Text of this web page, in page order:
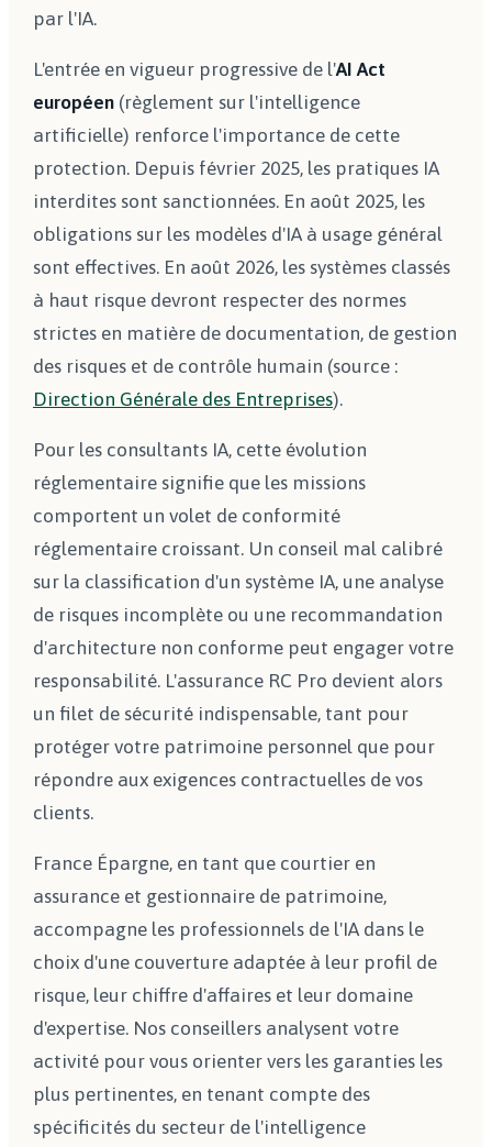
par l'IA.
L'entrée en vigueur progressive de l'AI Act
européen (règlement sur l'intelligence
artificielle) renforce l'importance de cette
protection. Depuis février 2025, les pratiques IA
interdites sont sanctionnées. En août 2025, les
obligations sur les modèles d'IA à usage général
sont effectives. En août 2026, les systèmes classés
à haut risque devront respecter des normes
strictes en matière de documentation, de gestion
des risques et de contrôle humain (source :
Direction Générale des Entreprises).
Pour les consultants IA, cette évolution
réglementaire signifie que les missions
comportent un volet de conformité
réglementaire croissant. Un conseil mal calibré
sur la classification d'un système IA, une analyse
de risques incomplète ou une recommandation
d'architecture non conforme peut engager votre
responsabilité. L'assurance RC Pro devient alors
un filet de sécurité indispensable, tant pour
protéger votre patrimoine personnel que pour
répondre aux exigences contractuelles de vos
clients.
France Épargne, en tant que courtier en
assurance et gestionnaire de patrimoine,
accompagne les professionnels de l'IA dans le
choix d'une couverture adaptée à leur profil de
risque, leur chiffre d'affaires et leur domaine
d'expertise. Nos conseillers analysent votre
activité pour vous orienter vers les garanties les
plus pertinentes, en tenant compte des
spécificités du secteur de l'intelligence